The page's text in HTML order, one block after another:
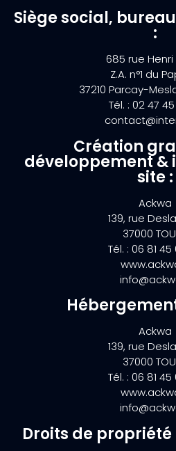
Siège social,
:
685 rue
Z.A. n°1 du
37210 Parcay-
Tél. : 02 47 45
Création
développement &
site :
Ackwa
139, rue
37000
Tél. : 06 81
Ackwa
139, rue
37000
Tél. : 06 81
Droits de